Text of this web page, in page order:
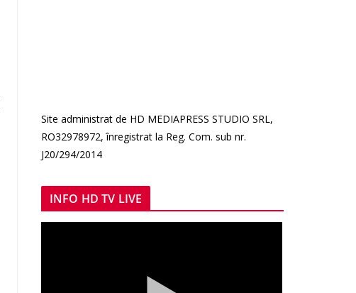
Site administrat de HD MEDIAPRESS STUDIO SRL,
RO32978972, înregistrat la Reg. Com. sub nr.
J20/294/2014
INFO HD TV LIVE